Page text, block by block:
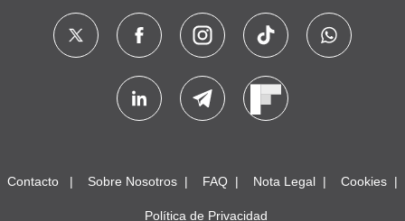
Contacto Sobre Nosotros FAQ Nota Legal Cookies
Política de Privacidad